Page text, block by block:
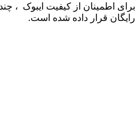
برای اطمینان از کیفیت ایبوک ،
رایگان قرار داده شده است.